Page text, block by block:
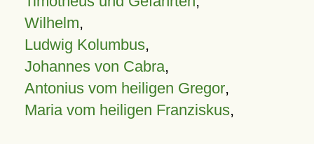
Wilhelm,
Ludwig Kolumbus,
Johannes von Cabra,
Antonius vom heiligen Gregor,
Maria vom heiligen Franziskus,